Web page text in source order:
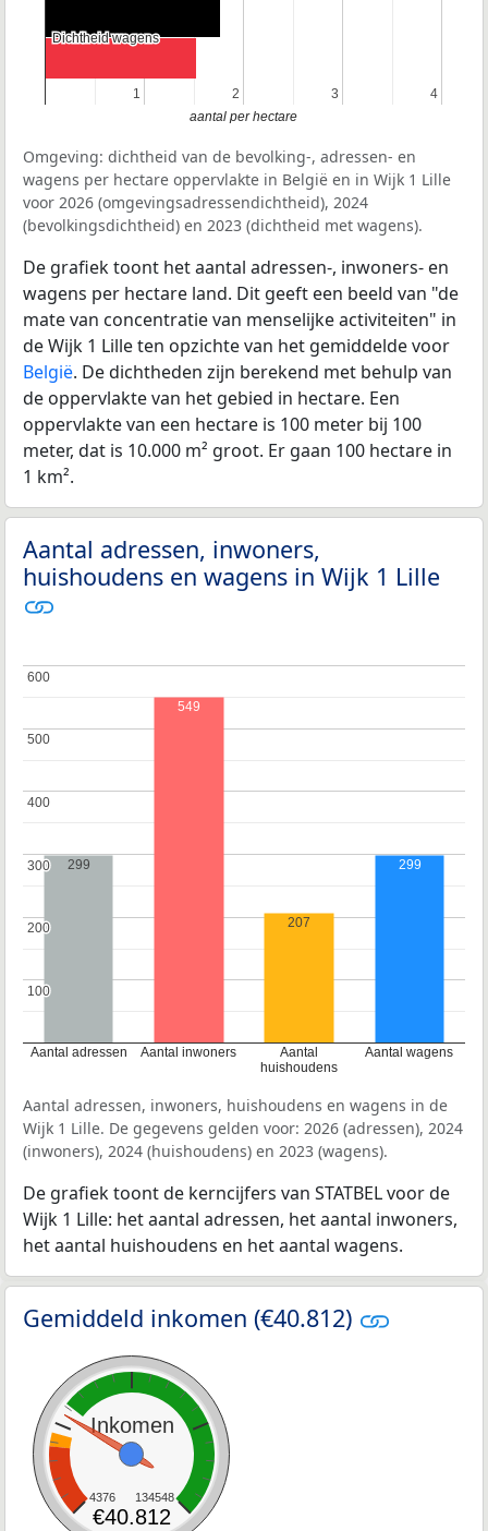
1
1 2
2 3
3 4
4
Dichtheid wagens
Dichtheid wagens
aantal per hectare
Omgeving: dichtheid van de bevolking-, adressen- en
wagens per hectare oppervlakte in België en in Wijk 1 Lille
voor 2026 (omgevingsadressendichtheid), 2024
(bevolkingsdichtheid) en 2023 (dichtheid met wagens).
De grafiek toont het aantal adressen-, inwoners- en
wagens per hectare land. Dit geeft een beeld van "de
mate van concentratie van menselijke activiteiten" in
de Wijk 1 Lille ten opzichte van het gemiddelde voor
België. De dichtheden zijn berekend met behulp van
de oppervlakte van het gebied in hectare. Een
oppervlakte van een hectare is 100 meter bij 100
meter, dat is 10.000 m² groot. Er gaan 100 hectare in
1 km².
Aantal adressen, inwoners,
huishoudens en wagens in Wijk 1 Lille
Aantal adressen Aantal inwoners
Aantal
huishoudens
Aantal wagens
100
100
200
200
300
300
400
400
500
500
600
600
299
549
207
299
Aantal adressen, inwoners, huishoudens en wagens in de
Wijk 1 Lille. De gegevens gelden voor: 2026 (adressen), 2024
(inwoners), 2024 (huishoudens) en 2023 (wagens).
De grafiek toont de kerncijfers van STATBEL voor de
Wijk 1 Lille: het aantal adressen, het aantal inwoners,
het aantal huishoudens en het aantal wagens.
Gemiddeld inkomen (€40.812)
Inkomen
4376 134548
€40.812